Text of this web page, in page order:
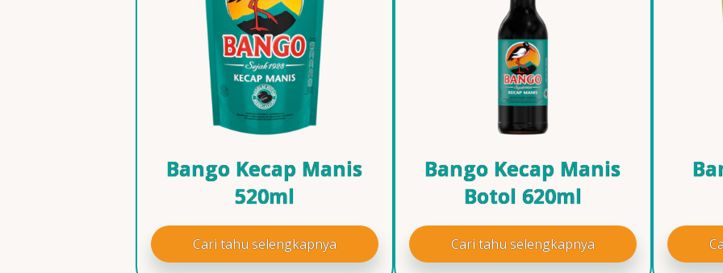
Bango Kecap Manis
520ml
Cari tahu selengkapnya
Bango Kecap Manis
Botol 620ml
Cari tahu selengkapnya